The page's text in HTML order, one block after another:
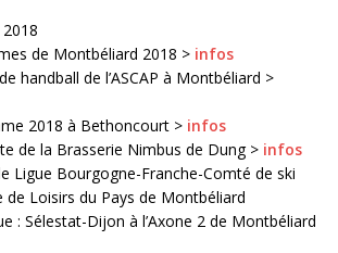
de Montbéliard 2018 > infos
handball de l’ASCAP à Montbéliard >
2018 à Bethoncourt > infos
de la Brasserie Nimbus de Dung > infos
Ligue Bourgogne-Franche-Comté de ski
de Loisirs du Pays de Montbéliard
: Sélestat-Dijon à l’Axone 2 de Montbéliard